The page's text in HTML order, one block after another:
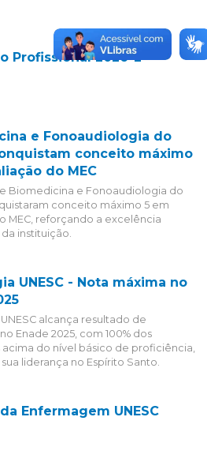
Profissional 2026-2
e Fonoaudiologia do
conceito máximo
do MEC
Biomedicina e Fonoaudiologia do
conceito máximo 5 em
MEC, reforçando a excelência
instituição.
UNESC - Nota máxima no
alcança resultado de
Enade 2025, com 100% dos
do nível básico de proficiência,
liderança no Espírito Santo.
Enfermagem UNESC